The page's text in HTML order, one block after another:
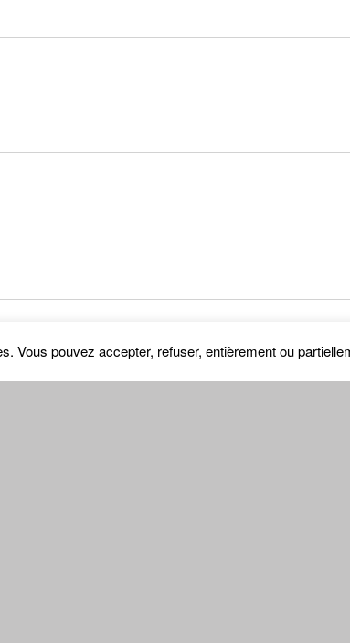
Vous pouvez accepter, refuser, entièrement ou